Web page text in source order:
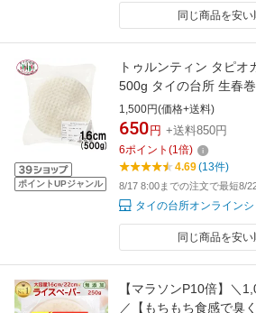
同じ商品を安
ポイントUPジャンル
トゥルンティン タピ
500g タイの台所 生春
理
1,500円(価格+送料)
650 円 +送料850円
6ポイント (1倍)
4.69(13件)
8/17 8:00までの注文で最短8/
タイの台所オンライン
同じ商品を安
【マラソンP10倍】＼
／【もちもち食感で臭